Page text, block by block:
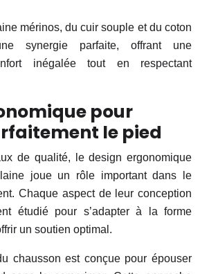
mérinos, du cuir souple et du coton
synergie parfaite, offrant une
inégalée tout en respectant
pour
le pied
de qualité, le design ergonomique
joue un rôle important dans le
Chaque aspect de leur conception
étudié pour s’adapter à la forme
un soutien optimal.
chausson est conçue pour épouser